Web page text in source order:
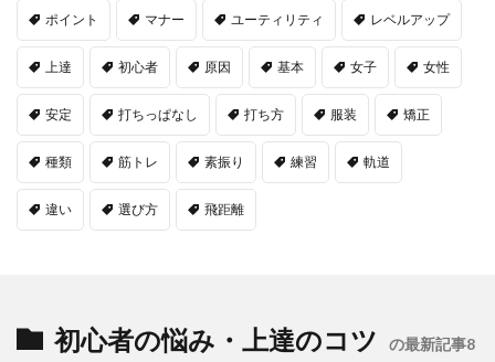
ポイント マナー ユーティリティ レベルアップ
上達 初心者 原因 基本 女子 女性
安定 打ちっぱなし 打ち方 服装 矯正
種類 筋トレ 素振り 練習 軌道
違い 選び方 飛距離
初心者の悩み・上達のコツ の最新記事8